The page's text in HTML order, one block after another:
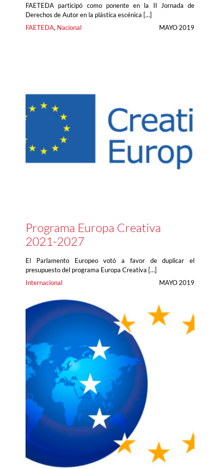
FAETEDA participó como ponente en la II Jornada de
Derechos de Autor en la plástica escénica […]
FAETEDA, Nacional MAYO 2019
Programa Europa Creativa
2021-2027
El Parlamento Europeo votó a favor de duplicar el
presupuesto del programa Europa Creativa […]
Internacional
MAYO 2019